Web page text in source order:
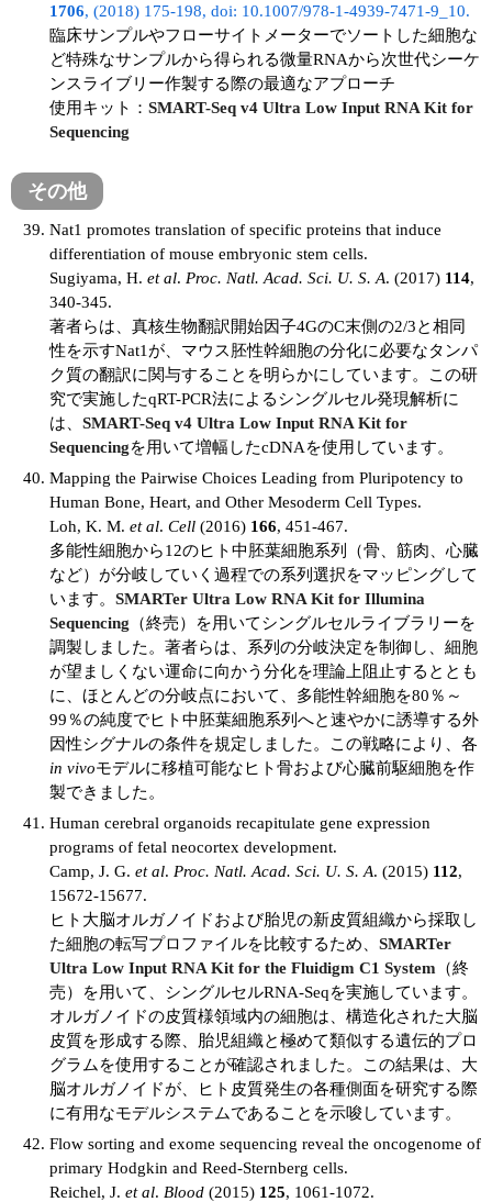
1706, (2018) 175-198, doi: 10.1007/978-1-4939-7471-9_10.
臨床サンプルやフローサイトメーターでソートした細胞な
ど特殊なサンプルから得られる微量RNAから次世代シーケ
ンスライブリー作製する際の最適なアプローチ
使用キット： SMART-Seq v4 Ultra Low Input RNA Kit for
Sequencing
その他
Nat1 promotes translation of specific proteins that induce
differentiation of mouse embryonic stem cells.
Sugiyama, H. et al. Proc. Natl. Acad. Sci. U. S. A. (2017) 114,
340-345.
著者らは、真核生物翻訳開始因子4GのC末側の2/3と相同
性を示すNat1が、マウス胚性幹細胞の分化に必要なタンパ
ク質の翻訳に関与することを明らかにしています。この研
究で実施したqRT-PCR法によるシングルセル発現解析に
は、 SMART-Seq v4 Ultra Low Input RNA Kit for
Sequencingを用いて増幅したcDNAを使用しています。
Mapping the Pairwise Choices Leading from Pluripotency to
Human Bone, Heart, and Other Mesoderm Cell Types.
Loh, K. M. et al. Cell (2016) 166, 451-467.
多能性細胞から12のヒト中胚葉細胞系列（骨、筋肉、心臓
など）が分岐していく過程での系列選択をマッピングして
います。 SMARTer Ultra Low RNA Kit for Illumina
Sequencing （終売）を用いてシングルセルライブラリーを
調製しました。著者らは、系列の分岐決定を制御し、細胞
が望ましくない運命に向かう分化を理論上阻止するととも
に、ほとんどの分岐点において、多能性幹細胞を80％～
99％の純度でヒト中胚葉細胞系列へと速やかに誘導する外
因性シグナルの条件を規定しました。この戦略により、各
in vivoモデルに移植可能なヒト骨および心臓前駆細胞を作
製できました。
Human cerebral organoids recapitulate gene expression
programs of fetal neocortex development.
Camp, J. G. et al. Proc. Natl. Acad. Sci. U. S. A. (2015) 112,
15672-15677.
ヒト大脳オルガノイドおよび胎児の新皮質組織から採取し
た細胞の転写プロファイルを比較するため、 SMARTer
Ultra Low Input RNA Kit for the Fluidigm C1 System （終
売）を用いて、シングルセルRNA-Seqを実施しています。
オルガノイドの皮質様領域内の細胞は、構造化された大脳
皮質を形成する際、胎児組織と極めて類似する遺伝的プロ
グラムを使用することが確認されました。この結果は、大
脳オルガノイドが、ヒト皮質発生の各種側面を研究する際
に有用なモデルシステムであることを示唆しています。
Flow sorting and exome sequencing reveal the oncogenome of
primary Hodgkin and Reed-Sternberg cells.
Reichel, J. et al. Blood (2015) 125, 1061-1072.